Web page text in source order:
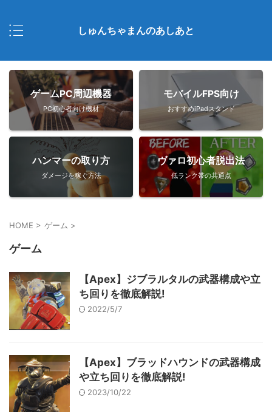
しゅんちゃまんのあしあと
ゲームPC周辺機器
PC初心者向け機材
モバイルFPS向け
おすすめiPadスタンド
ハンマーの取り方
ダメージを稼ぐ方法
ヴァロ初心者脱出法
低ランク帯の共通点
HOME > ゲーム >
ゲーム
【Apex】ジブラルタルの武器構成や立
ち回りを徹底解説!
2022/5/7
【Apex】ブラッドハウンドの武器構成
や立ち回りを徹底解説!
2023/10/22